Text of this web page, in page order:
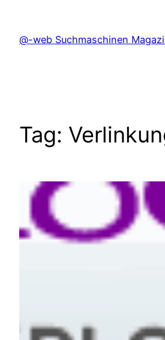
content
@-web Suchmaschinen
Tag: